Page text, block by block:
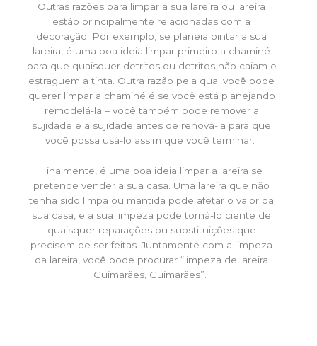
Outras razões para limpar a sua lareira ou lareira
estão principalmente relacionadas com a
decoração. Por exemplo, se planeia pintar a sua
lareira, é uma boa ideia limpar primeiro a chaminé
para que quaisquer detritos ou detritos não caiam e
estraguem a tinta. Outra razão pela qual você pode
querer limpar a chaminé é se você está planejando
remodelá-la – você também pode remover a
sujidade e a sujidade antes de renová-la para que
você possa usá-lo assim que você terminar.
Finalmente, é uma boa ideia limpar a lareira se
pretende vender a sua casa. Uma lareira que não
tenha sido limpa ou mantida pode afetar o valor da
sua casa, e a sua limpeza pode torná-lo ciente de
quaisquer reparações ou substituições que
precisem de ser feitas. Juntamente com a limpeza
da lareira, você pode procurar “limpeza de lareira
Guimarães, Guimarães”.